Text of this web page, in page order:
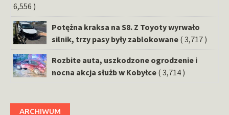
6,556 )
Potężna kraksa na S8. Z Toyoty wyrwało
silnik, trzy pasy były zablokowane ( 3,717 )
Rozbite auta, uszkodzone ogrodzenie i
nocna akcja służb w Kobyłce ( 3,714 )
ARCHIWUM